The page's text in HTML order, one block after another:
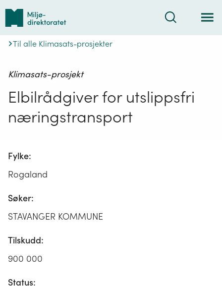
Tilbake
forsiden
Søk
Til alle Klimasats-prosjekter
Klimasats-prosjekt
Elbilrådgiver for utslippsfri
næringstransport
Fylke:
Rogaland
Søker:
STAVANGER KOMMUNE
Tilskudd:
900 000
Status: